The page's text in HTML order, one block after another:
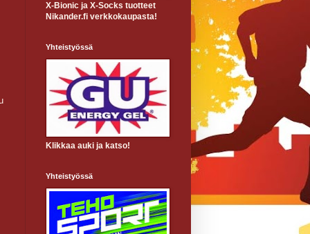
X-Bionic ja X-Socks tuotteet
Nikander.fi verkkokaupasta!
Yhteistyössä
Klikkaa auki ja katso!
Yhteistyössä